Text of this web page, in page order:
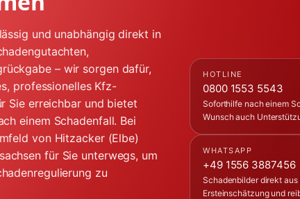
und unabhängig direkt in
– wir sorgen dafür,
professionelles Kfz-
Sie erreichbar und bietet
einem Schadenfall. Bei
von Hitzacker (Elbe)
für Sie unterwegs, um
zu
HOTLINE
0800 1553 5543
Soforthilfe nach einem
Wunsch auch
WHATSAPP
+49 1556 3887456
Schadenbilder direkt
Ersteinschätzung und